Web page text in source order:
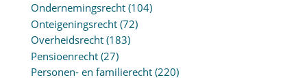
Ondernemingsrecht(104)
Onteigeningsrecht(72)
Overheidsrecht(183)
Pensioenrecht(27)
Personen- en familierecht(220)